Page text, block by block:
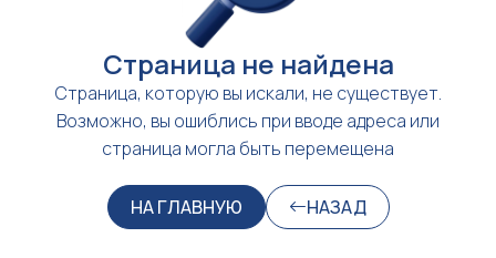
Страница не найдена
Страница, которую вы искали, не существует.
Возможно, вы ошиблись при вводе адреса или
страница могла быть перемещена
НА ГЛАВНУЮ НАЗАД